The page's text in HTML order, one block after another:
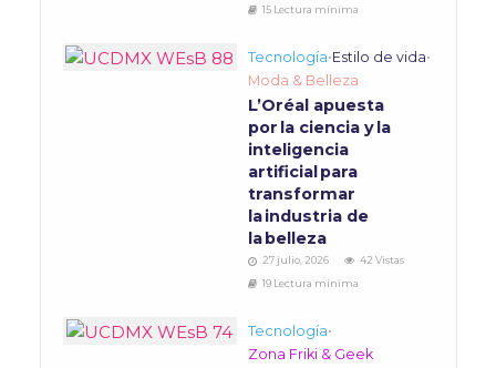
15 Lectura mínima
Tecnología•Estilo de vida•
Moda & Belleza
L’Oréal apuesta
por la ciencia y la
inteligencia
artificial para
transformar
la industria de
la belleza
27 julio, 2026
42 Vistas
19 Lectura mínima
Tecnología•
Zona Friki & Geek